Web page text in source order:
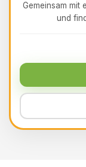
Gemeinsam mit
und